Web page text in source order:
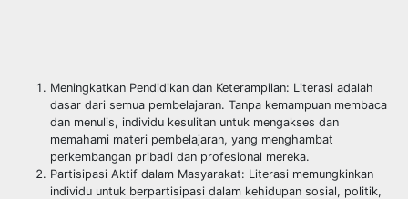
Meningkatkan Pendidikan dan Keterampilan: Literasi adalah
dasar dari semua pembelajaran. Tanpa kemampuan membaca
dan menulis, individu kesulitan untuk mengakses dan
memahami materi pembelajaran, yang menghambat
perkembangan pribadi dan profesional mereka.
Partisipasi Aktif dalam Masyarakat: Literasi memungkinkan
individu untuk berpartisipasi dalam kehidupan sosial, politik,